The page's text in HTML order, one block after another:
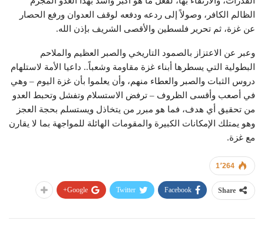
الظالم الكافر، وصولاً إلى ردعه ودفعه لوقف العدوان ورفع الحصار
عن غزة، ثم تحرير فلسطين والأقصى الشريف بإذن الله.
وعبر عن الاعتزاز بالصمود التاريخي والصبر العظيم والملاحم
البطولية التي يسطرها أبناء غزة مقاومة وشعباً.. داعيا الأمة لاستلهام
دروس الثبات والصبر والعطاء منهم، وأن يعلموا بأن غزة اليوم – وهي
في أصعب وأقسى الظروف – ترفض الاستسلام وتفشل وتحبط العدو
من تحقيق أي هدف، فما هو مبرر من يتخاذل ويستسلم بحجة العجز
وهو يمتلك الإمكانات الكبيرة والمقومات الهائلة للمواجهة بما لا يقارن
مع غزة.
1٬264
Share
Facebook
Twitter
Google+